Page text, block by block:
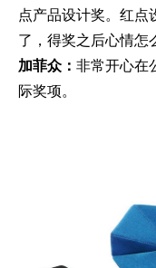
点产品设计奖。红
了，得奖之后心情怎
加菲众： 非常开心在
际奖项。